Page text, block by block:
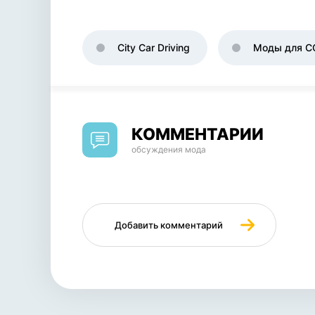
City Car Driving Моды для
КОММЕНТАРИИ
обсуждения мода
Добавить комментарий